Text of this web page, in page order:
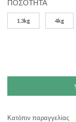
ΠΟΣΟΤΗΤΑ
1.3kg 4kg
Κατόπιν παραγγελίας